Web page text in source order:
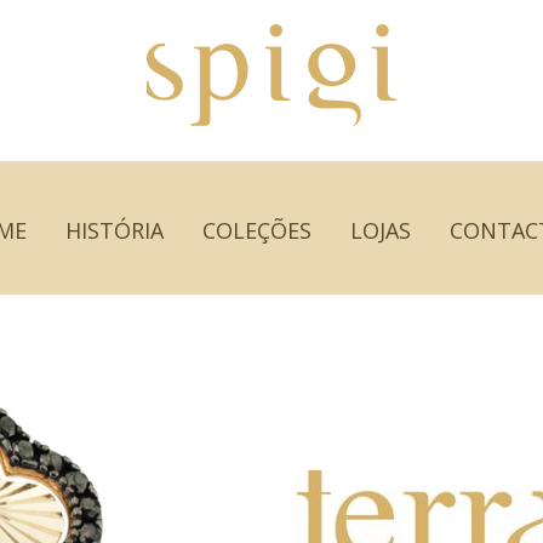
HISTÓRIA COLEÇÕES LOJAS